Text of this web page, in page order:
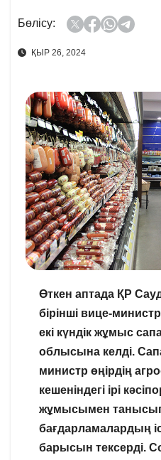
Бөлісу:
ҚЫР 26, 2024
Өткен аптада ҚР
бірінші вице-
екі күндік жұмыс
облысына келді.
министр өңірдің
кешеніндегі ірі
жұмысымен
бағдарламалардың
барысын тексерді.